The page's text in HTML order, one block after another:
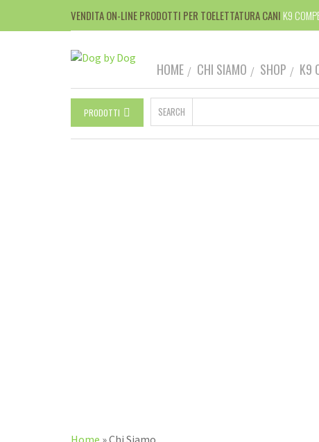
VENDITA ON-LINE PRODOTTI PER TOELETTATURA CANI K9
HOME CHI SIAMO SHOP K9
PRODOTTI SEARCH
Home »Chi Siamo